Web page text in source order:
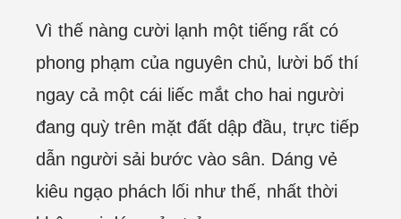
Vì thế nàng cười lạnh một tiếng rất có
phong phạm của nguyên chủ, lười bố thí
ngay cả một cái liếc mắt cho hai người
đang quỳ trên mặt đất dập đầu, trực tiếp
dẫn người sải bước vào sân. Dáng vẻ
kiêu ngạo phách lối như thế, nhất thời